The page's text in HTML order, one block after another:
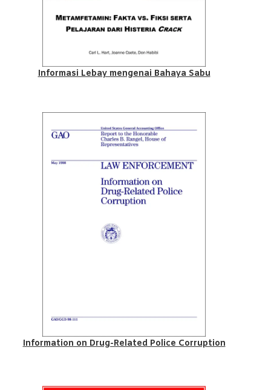
Informasi Lebay mengenai Bahaya Sabu
Information on Drug-Related Police Corruption